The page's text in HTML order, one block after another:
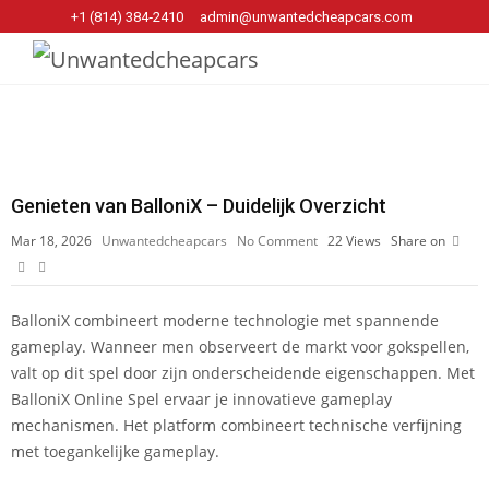
+1 (814) 384‑2410 admin@unwantedcheapcars.com
Genieten van BalloniX – Duidelijk Overzicht
Mar 18, 2026 Unwantedcheapcars No Comment 22Views Share on
BalloniX combineert moderne technologie met spannende
gameplay. Wanneer men observeert de markt voor gokspellen,
valt op dit spel door zijn onderscheidende eigenschappen. Met
BalloniX Online Spel ervaar je innovatieve gameplay
mechanismen. Het platform combineert technische verfijning
met toegankelijke gameplay.